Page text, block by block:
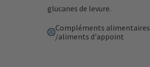
glucanes de levure.
Compléments alimentaires
/aliments d'appoint